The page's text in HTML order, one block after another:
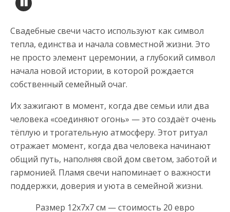
Свадебные свечи часто используют как символ
тепла, единства и начала совместной жизни. Это
не просто элемент церемонии, а глубокий символ
начала новой истории, в которой рождается
собственный семейный очаг.
Их зажигают в момент, когда две семьи или два
человека «соединяют огонь» — это создаёт очень
тёплую и трогательную атмосферу. Этот ритуал
отражает момент, когда два человека начинают
общий путь, наполняя свой дом светом, заботой и
гармонией. Пламя свечи напоминает о важности
поддержки, доверия и уюта в семейной жизни.
Размер 12x7x7 см — стоимость 20 евро